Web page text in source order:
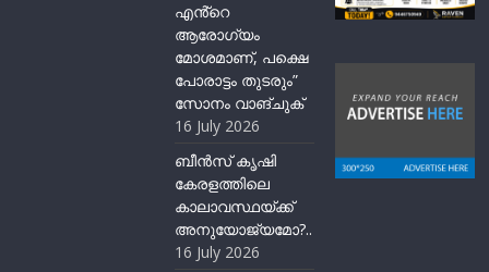
എൻ്റെ
ആരോഗ്യം
മോശമാണ്, പക്ഷെ
പോരാട്ടം തുടരും”
സോനം വാങ്ചുക്
16 July 2026
ബീന്‍സ് കൃഷി
കേരളത്തിലെ
കാലാവസ്ഥയ്ക്ക്
അനുയോജ്യമോ?..
16 July 2026